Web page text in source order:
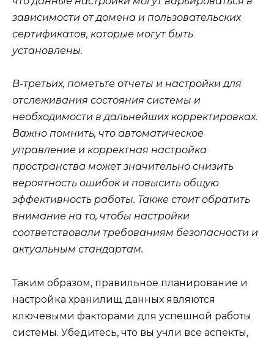
зависимости от домена и пользовательских
сертификатов, которые могут быть
установлены.
В-третьих, пометьте отчеты и настройки для
отслеживания состояния системы и
необходимости в дальнейших корректировках.
Важно помнить, что автоматическое
управление и корректная настройка
пространства может значительно снизить
вероятность ошибок и повысить общую
эффективность работы. Также стоит обратить
внимание на то, чтобы настройки
соответствовали требованиям безопасности и
актуальным стандартам.
Таким образом, правильное планирование и
настройка хранилищ данных являются
ключевыми факторами для успешной работы
системы. Убедитесь, что вы учли все аспекты,